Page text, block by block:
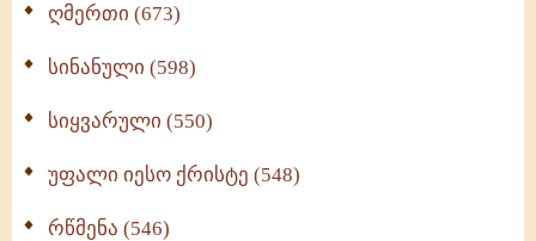
ღმერთი (673)
სინანული (598)
სიყვარული (550)
უფალი იესო ქრისტე (548)
რწმენა (546)